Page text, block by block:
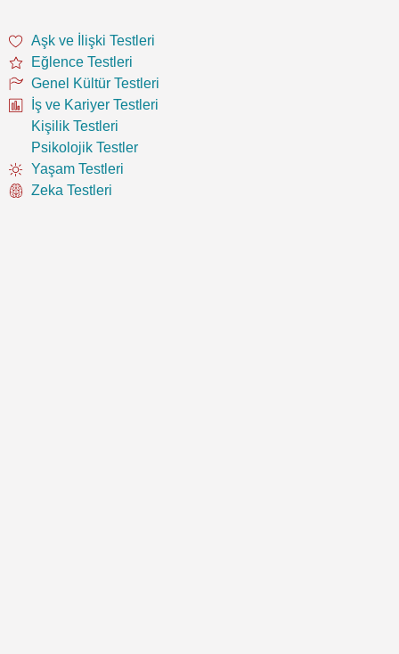
Aşk ve İlişki Testleri
Eğlence Testleri
Genel Kültür Testleri
İş ve Kariyer Testleri
Kişilik Testleri
Psikolojik Testler
Yaşam Testleri
Zeka Testleri